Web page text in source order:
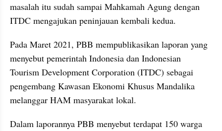
masalah itu sudah sampai Mahkamah Agung dengan
ITDC mengajukan peninjauan kembali kedua.
Pada Maret 2021, PBB mempublikasikan laporan yang
menyebut pemerintah Indonesia dan Indonesian
Tourism Development Corporation (ITDC) sebagai
pengembang Kawasan Ekonomi Khusus Mandalika
melanggar HAM masyarakat lokal.
Dalam laporannya PBB menyebut terdapat 150 warga